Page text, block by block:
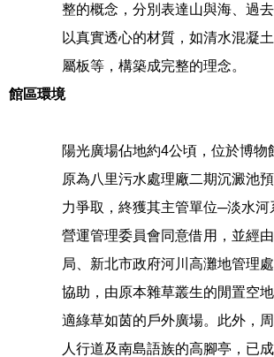
整的概念，分別表達山與海、過
以真實透心的材質，如清水混凝
屬板等，構築成完整的理念。
館區環境
陽光廣場佔地約4公頃，位於博物
原為八里污水處理廠二期沉澱池
力爭取，終獲其主管單位─淡水
營運管理委員會同意借用，並經
局、新北市政府河川高灘地管理
協助，由原本雜草叢生的閒置空
適綠草如茵的戶外廣場。此外，周
人行道及南島語族的高腳亭，已